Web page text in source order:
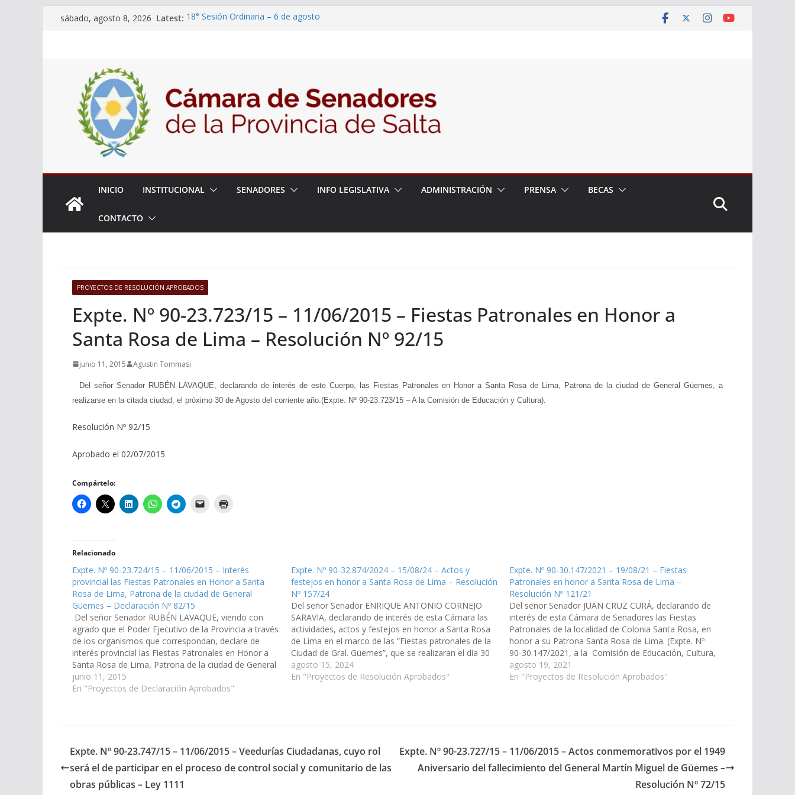
sábado, agosto 8, 2026 Latest: 18° Sesión Ordinaria – 6 de agosto
Expte. Nº 90-34.516/2026 – 06/08/26 – Créase el Ente Salteño
de Protección y Control Vegetal
INICIO INSTITUCIONAL SENADORES INFO LEGISLATIVA ADMINISTRACIÓN PRENSA BECAS
CONTACTO
PROYECTOS DE RESOLUCIÓN APROBADOS
Expte. Nº 90-23.723/15 – 11/06/2015 – Fiestas Patronales en Honor a
Santa Rosa de Lima – Resolución Nº 92/15
junio 11, 2015 Agustin Tommasi
Del señor Senador RUBÉN LAVAQUE, declarando de interés de este Cuerpo, las Fiestas Patronales en Honor a Santa Rosa de Lima, Patrona de la ciudad de General Güemes, a
realizarse en la citada ciudad, el próximo 30 de Agosto del corriente año.(Expte. Nº 90-23.723/15 – A la Comisión de Educación y Cultura).
Resolución Nº 92/15
Aprobado el 02/07/2015
Compártelo:
Relacionado
Expte. Nº 90-23.724/15 – 11/06/2015 – Interés
provincial las Fiestas Patronales en Honor a Santa
Rosa de Lima, Patrona de la ciudad de General
Güemes – Declaración Nº 82/15
Del señor Senador RUBÉN LAVAQUE, viendo con
agrado que el Poder Ejecutivo de la Provincia a través
de los organismos que correspondan, declare de
interés provincial las Fiestas Patronales en Honor a
Santa Rosa de Lima, Patrona de la ciudad de General
Güemes, a realizarse en la citada ciudad, el…
junio 11, 2015
En "Proyectos de Declaración Aprobados"
Expte. Nº 90-32.874/2024 – 15/08/24 – Actos y
festejos en honor a Santa Rosa de Lima – Resolución
Nº 157/24
Del señor Senador ENRIQUE ANTONIO CORNEJO
SARAVIA, declarando de interés de esta Cámara las
actividades, actos y festejos en honor a Santa Rosa
de Lima en el marco de las “Fiestas patronales de la
Ciudad de Gral. Güemes”, que se realizaran el día 30
de Agosto del corriente año (Expte. Nº 90-
32.874/2024, a…
agosto 15, 2024
En "Proyectos de Resolución Aprobados"
Expte. Nº 90-30.147/2021 – 19/08/21 – Fiestas
Patronales en honor a Santa Rosa de Lima –
Resolución Nº 121/21
Del señor Senador JUAN CRUZ CURÁ, declarando de
interés de esta Cámara de Senadores las Fiestas
Patronales de la localidad de Colonia Santa Rosa, en
honor a su Patrona Santa Rosa de Lima. (Expte. Nº
90-30.147/2021, a la Comisión de Educación, Cultura,
Ciencia y Tecnología). Resolución Nº 121/21
Aprobado el 02/09/2021
agosto 19, 2021
En "Proyectos de Resolución Aprobados"
Expte. Nº 90-23.747/15 – 11/06/2015 – Veedurías Ciudadanas, cuyo rol
será el de participar en el proceso de control social y comunitario de las
obras públicas – Ley 1111
Expte. Nº 90-23.727/15 – 11/06/2015 – Actos conmemorativos por el 1949
Aniversario del fallecimiento del General Martín Miguel de Güemes –
Resolución Nº 72/15